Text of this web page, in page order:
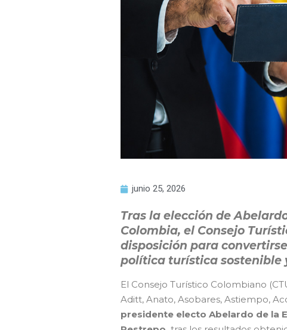
junio 25, 2026
Tras la elección de
Colombia, el Consejo
disposición para
política turística sostenible
El Consejo Turístico Colombiano
Aditt, Anato, Asobares, Astiempo,
presidente electo Abelardo de la